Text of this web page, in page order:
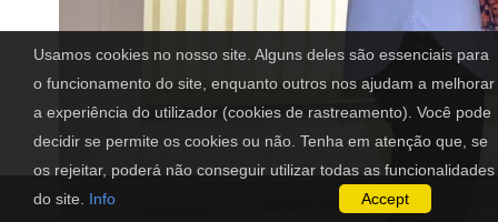
Usamos cookies no nosso site. Alguns deles são essenciais para
o funcionamento do site, enquanto outros nos ajudam a melhorar
a experiência do utilizador (cookies de rastreamento). Você pode
decidir se permite os cookies ou não. Tenha em atenção que, se
os rejeitar, poderá não conseguir utilizar todas as funcionalidades
do site. Info Accept